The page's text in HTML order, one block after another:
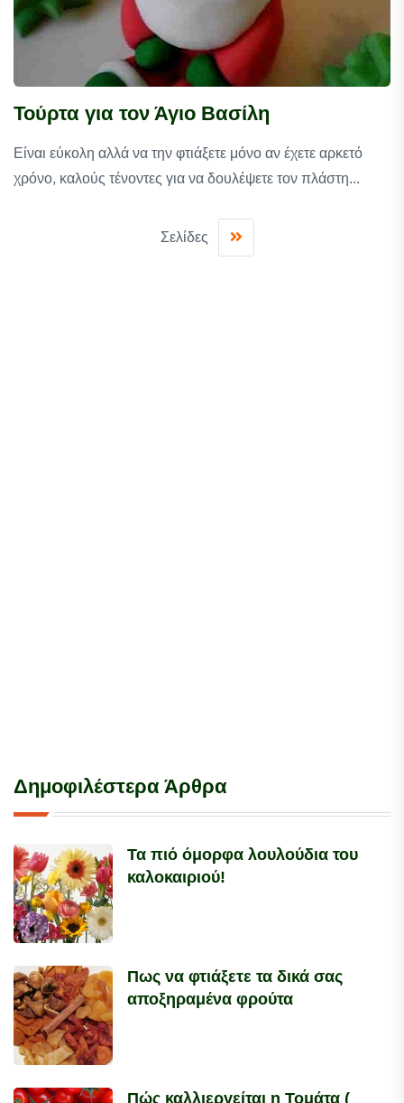
Τούρτα για τον Άγιο Βασίλη
Είναι εύκολη αλλά να την φτιάξετε μόνο αν έχετε αρκετό
χρόνο, καλούς τένοντες για να δουλέψετε τον πλάστη...
Σελίδες
Δημοφιλέστερα Άρθρα
Τα πιό όμορφα λουλούδια του
καλοκαιριού!
Πως να φτιάξετε τα δικά σας
αποξηραμένα φρούτα
Πώς καλλιεργείται η Τομάτα (